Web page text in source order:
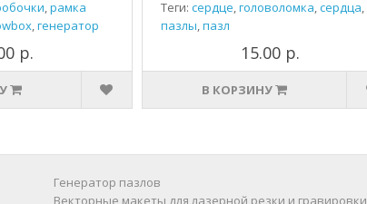
,рамка
,генератор
р.
Теги: сердце,головоломка,сердца,
пазлы,пазл
15.00 р.
В КОРЗИНУ
Генератор пазлов
Векторные макеты для лазерной резки и гравировки